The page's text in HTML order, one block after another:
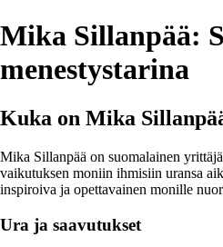
Mika Sillanpää:
menestystarina
Kuka on Mika
Mika Sillanpää on suomalainen
vaikutuksen moniin ihmisiin uransa
inspiroiva ja opettavainen monille
Ura ja saavutukset